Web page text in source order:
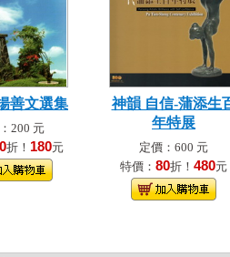
善文選集
200 元
折！ 180元
神韻 自信-蒲添生
年特展
定價：600 元
特價： 80折！ 480元